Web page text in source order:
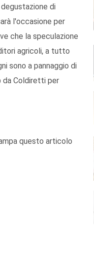
di
l'occasione per
che la speculazione
agricoli, a tutto
sono a pannaggio di
da Coldiretti per
questo articolo